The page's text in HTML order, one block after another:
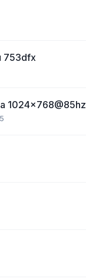
753dfx
1024x768@85hz